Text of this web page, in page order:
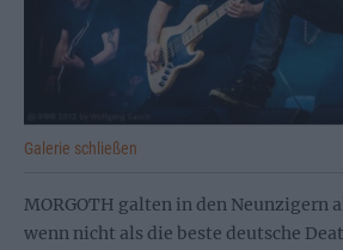
Galerie schließen
MORGOTH galten in den Neunzigern
wenn nicht als die beste deutsche